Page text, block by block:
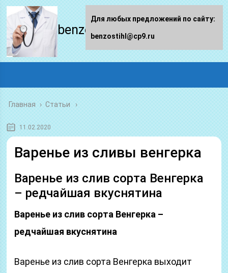
benzostihl.ru
Главная › Статьи
11.02.2020
Варенье из сливы венгерка
Варенье из слив сорта Венгерка
– редчайшая вкуснятина
Варенье из слив сорта Венгерка –
редчайшая вкуснятина
Варенье из слив сорта Венгерка выходит
Для любых предложений по сайту:
benzostihl@cp9.ru